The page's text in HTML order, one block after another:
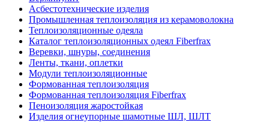
Асбесто­технические изделия
Промышленная теплоизоляция из керамоволокна
Теплоизоляционные одеяла
Каталог теплоизоляционных одеял Fiberfrax
Веревки, шнуры, соединения
Ленты, ткани, оплетки
Модули теплоизоляционные
Формованная теплоизоляция
Формованная теплоизоляция Fiberfrax
Пеноизоляция жаростойкая
Изделия огнеупорные шамотные ШЛ, ШЛТ